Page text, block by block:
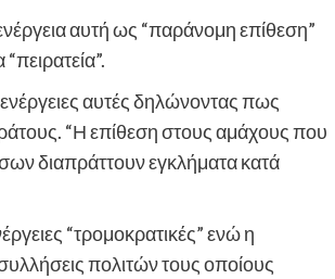
αυτή ως “παράνομη επίθεση”
αυτές δηλώνοντας πως
“Η επίθεση στους αμάχους που
διαπράττουν εγκλήματα κατά
“τρομοκρατικές” ενώ η
πολιτών τους οποίους